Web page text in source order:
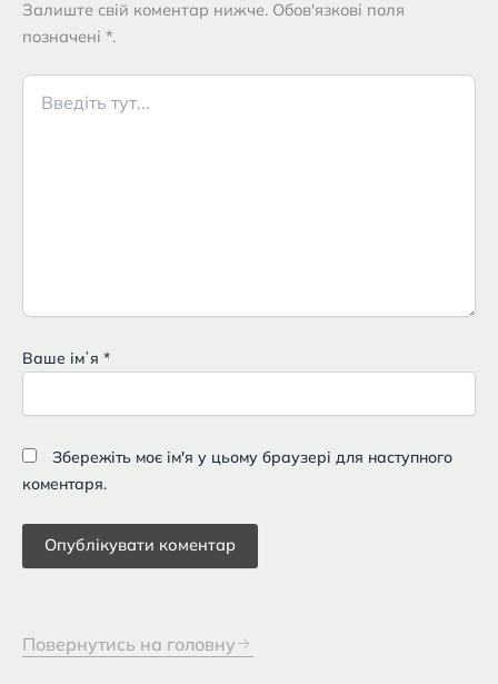
Залиште свій коментар нижче. Обов'язкові поля
позначені *.
Введіть
тут...
Ваше імʼя *
Збережіть моє ім'я у цьому браузері для наступного
коментаря.
Повернутись на головну